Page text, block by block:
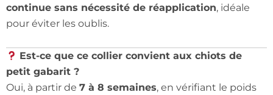
continue sans nécessité de réapplication, idéale
pour éviter les oublis.
Est-ce que ce collier convient aux chiots de
petit gabarit ?
Oui, à partir de 7 à 8 semaines, en vérifiant le poids